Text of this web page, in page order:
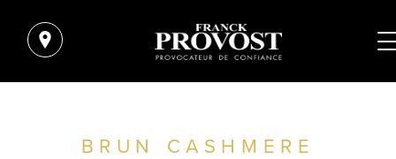
BRUN CASHMERE